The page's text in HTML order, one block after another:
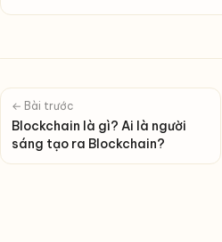
← Bài trước
Blockchain là gì? Ai là người
sáng tạo ra Blockchain?